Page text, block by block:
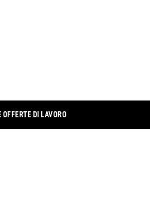
OFFERTE DI LAVORO